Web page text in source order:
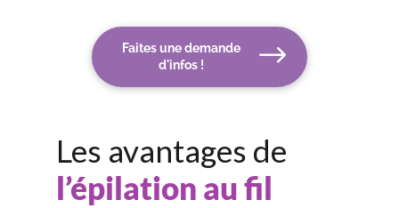
Faites une demande
d'infos !
Les avantages de
l’épilation au fil